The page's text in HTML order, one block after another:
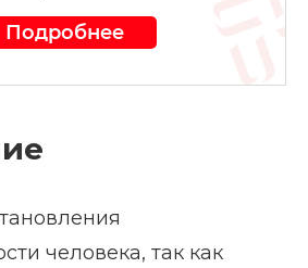
Подробнее
человека, так как